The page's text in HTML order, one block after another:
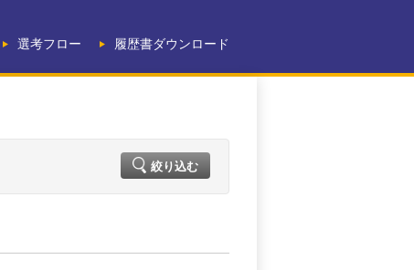
選考フロー 履歴書ダウンロード
絞り込む